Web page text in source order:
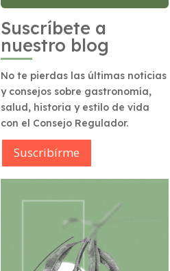
Suscríbete a
nuestro blog
No te pierdas las últimas noticias
y consejos sobre gastronomía,
salud, historia y estilo de vida
con el Consejo Regulador.
Suscribírme